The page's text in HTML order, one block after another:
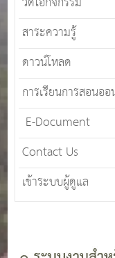
สาระความรู้
ดาวน์โหลด
การเรียนการสอนออ
E-Document
Contact Us
เข้าระบบผู้ดูแล